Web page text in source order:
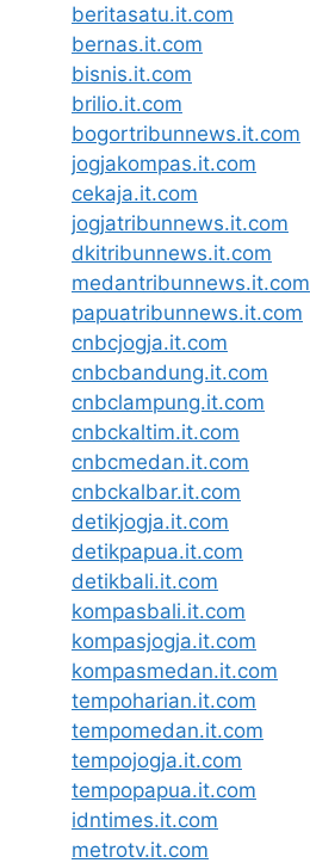
beritasatu.it.com
bernas.it.com
bisnis.it.com
brilio.it.com
bogortribunnews.it.com
jogjakompas.it.com
cekaja.it.com
jogjatribunnews.it.com
dkitribunnews.it.com
medantribunnews.it.com
papuatribunnews.it.com
cnbcjogja.it.com
cnbcbandung.it.com
cnbclampung.it.com
cnbckaltim.it.com
cnbcmedan.it.com
cnbckalbar.it.com
detikjogja.it.com
detikpapua.it.com
detikbali.it.com
kompasbali.it.com
kompasjogja.it.com
kompasmedan.it.com
tempoharian.it.com
tempomedan.it.com
tempojogja.it.com
tempopapua.it.com
idntimes.it.com
metrotv.it.com